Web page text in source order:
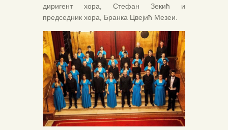
диригент хора, Стефан Зекић и
председник хора, Бранка Цвејић Мезеи.